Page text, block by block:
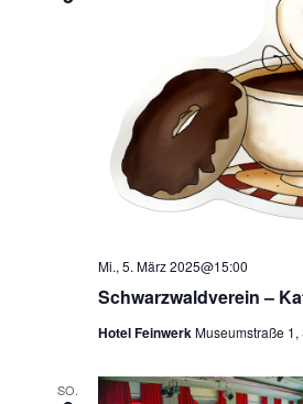
Schwarzwaldverein –
Mi., 5. März 2025@15:00
Hotel FeinwerkMuseumstraße
SO.